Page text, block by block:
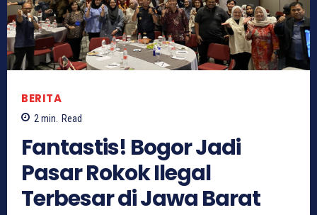
BERITA
2 min. Read
Fantastis! Bogor Jadi
Pasar Rokok Ilegal
Terbesar di Jawa Barat